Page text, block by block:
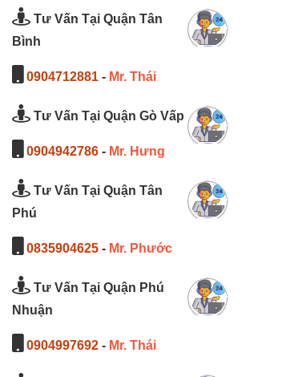
Tư Vấn Tại Quận Tân
Bình
0904712881 - Mr. Thái
Tư Vấn Tại Quận Gò Vấp
0904942786 - Mr. Hưng
Tư Vấn Tại Quận Tân
Phú
0835904625 - Mr. Phước
Tư Vấn Tại Quận Phú
Nhuận
0904997692 - Mr. Thái